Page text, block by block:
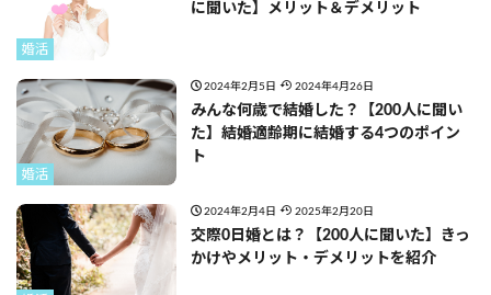
婚活
に聞いた】メリット＆デメリット
婚活
2024年2月5日 2024年4月26日
みんな何歳で結婚した？【200人に聞い
た】結婚適齢期に結婚する4つのポイン
ト
2024年2月4日 2025年2月20日
交際0日婚とは？【200人に聞いた】きっ
かけやメリット・デメリットを紹介